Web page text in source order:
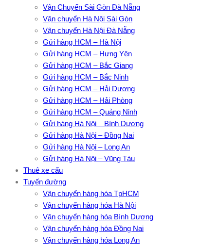
Vận Chuyển Sài Gòn Đà Nẵng
Vận chuyển Hà Nội Sài Gòn
Vận chuyển Hà Nội Đà Nẵng
Gửi hàng HCM – Hà Nội
Gửi hàng HCM – Hưng Yên
Gửi hàng HCM – Bắc Giang
Gửi hàng HCM – Bắc Ninh
Gửi hàng HCM – Hải Dương
Gửi hàng HCM – Hải Phòng
Gửi hàng HCM – Quảng Ninh
Gửi hàng Hà Nội – Bình Dương
Gửi hàng Hà Nội – Đồng Nai
Gửi hàng Hà Nội – Long An
Gửi hàng Hà Nội – Vũng Tàu
Thuê xe cẩu
Tuyến đường
Vận chuyển hàng hóa TpHCM
Vận chuyển hàng hóa Hà Nội
Vận chuyển hàng hóa Bình Dương
Vận chuyển hàng hóa Đồng Nai
Vận chuyển hàng hóa Long An